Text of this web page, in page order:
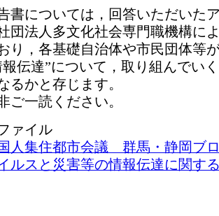
書については，回答いただいた
団法人多文化社会専門職機構に
り，各基礎自治体や市民団体等
報伝達”について，取り組んでい
るかと存じます。
ご一読ください。
ァイル
国人集住都市会議 群馬・静岡ブ
ルスと災害等の情報伝達に関す